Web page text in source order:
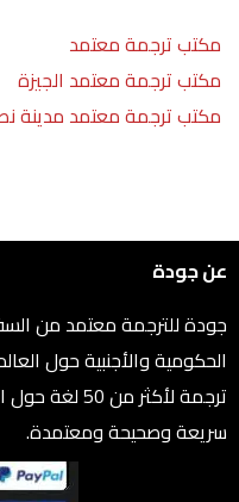
مكتب ترجمة معتمد
مكتب ترجمة معتمد الجيزة
مكتب ترجمة معتمد مدينة
عن جودة
جودة للترجمة معتمد من
الحكومية والأجنبية حول
ترجمة لأكثر
سريعة وصحيحة ومعتمدة.